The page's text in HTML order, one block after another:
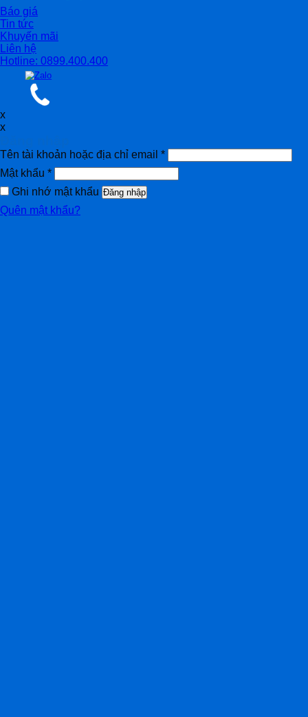
Báo giá
Tin tức
Khuyến mãi
Liên hệ
Hotline: 0899.400.400
x
x
Tên tài khoản hoặc địa chỉ email *
Mật khẩu *
Ghi nhớ mật khẩu Đăng nhập
Quên mật khẩu?